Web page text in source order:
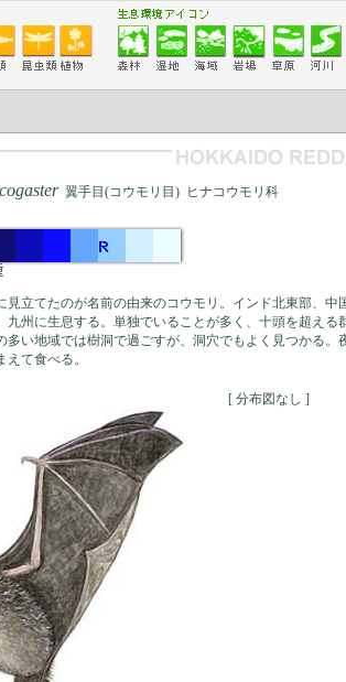
翼手目(コウモリ目) ヒナコウモリ科
見立てたのが名前の由来のコウモリ。インド北東部、中
九州に生息する。単独でいることが多く、十頭を超える
多い地域では樹洞で過ごすが、洞穴でもよく見つかる。
て食べる。
[ 分布図なし ]